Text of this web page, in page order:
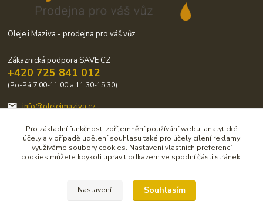
Oleje i Maziva - prodejna pro váš vůz
Zákaznická podpora SAVE CZ
+420 725 841 012
(Po-Pá 7:00-11:00 a 11:30-15:30)
info@olejeimaziva.cz
Upravit sběr cookies.
Pro základní funkčnost, zpříjemnění používání webu, analytické
účely a v případě udělení souhlasu také pro účely cílení reklamy
využíváme soubory cookies. Nastavení vlastních preferencí
cookies můžete kdykoli upravit odkazem ve spodní části stránek.
Nastavení Souhlasím